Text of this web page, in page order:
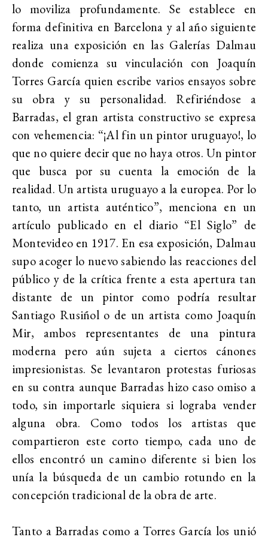
lo moviliza profundamente. Se establece en
forma definitiva en Barcelona y al año siguiente
realiza una exposición en las Galerías Dalmau
donde comienza su vinculación con Joaquín
Torres García quien escribe varios ensayos sobre
su obra y su personalidad. Refiriéndose a
Barradas, el gran artista constructivo se expresa
con vehemencia: “¡Al fin un pintor uruguayo!, lo
que no quiere decir que no haya otros. Un pintor
que busca por su cuenta la emoción de la
realidad. Un artista uruguayo a la europea. Por lo
tanto, un artista auténtico”, menciona en un
artículo publicado en el diario “El Siglo” de
Montevideo en 1917. En esa exposición, Dalmau
supo acoger lo nuevo sabiendo las reacciones del
público y de la crítica frente a esta apertura tan
distante de un pintor como podría resultar
Santiago Rusiñol o de un artista como Joaquín
Mir, ambos representantes de una pintura
moderna pero aún sujeta a ciertos cánones
impresionistas. Se levantaron protestas furiosas
en su contra aunque Barradas hizo caso omiso a
todo, sin importarle siquiera si lograba vender
alguna obra. Como todos los artistas que
compartieron este corto tiempo, cada uno de
ellos encontró un camino diferente si bien los
unía la búsqueda de un cambio rotundo en la
concepción tradicional de la obra de arte.
Tanto a Barradas como a Torres García los unió